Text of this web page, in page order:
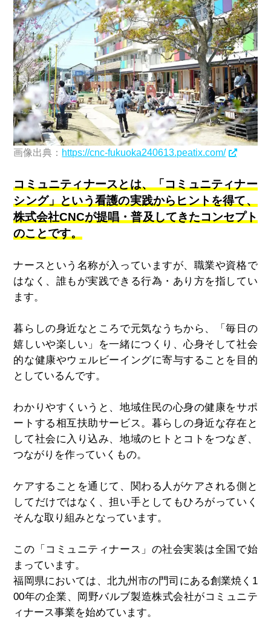
画像出典： https://cnc-fukuoka240613.peatix.com/
コミュニティナースとは、「コミュニティナー
シング」という看護の実践からヒントを得て、
株式会社CNCが提唱・普及してきたコンセプト
のことです。
ナースという名称が入っていますが、職業や資格で
はなく、誰もが実践できる行為・あり方を指してい
ます。
暮らしの身近なところで元気なうちから、「毎日の
嬉しいや楽しい」を一緒につくり、心身そして社会
的な健康やウェルビーイングに寄与することを目的
としているんです。
わかりやすくいうと、地域住民の心身の健康をサポ
ートする相互扶助サービス。暮らしの身近な存在と
して社会に入り込み、地域のヒトとコトをつなぎ、
つながりを作っていくもの。
ケアすることを通じて、関わる人がケアされる側と
してだけではなく、担い手としてもひろがっていく
そんな取り組みとなっています。
この「コミュニティナース」の社会実装は全国で始
まっています。
福岡県においては、北九州市の門司にある創業焼く1
00年の企業、岡野バルブ製造株式会社がコミュニテ
ィナース事業を始めています。